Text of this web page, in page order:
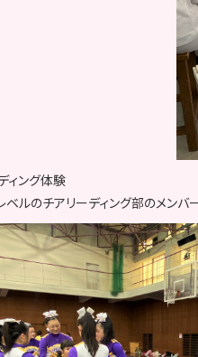
ィング体験
ベルのチアリーディング部のメンバ